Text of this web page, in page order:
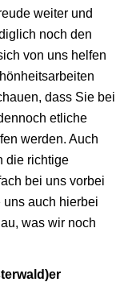
weiter und
noch den
von uns helfen
dass Sie bei
etliche
werden. Auch
die richtige
bei uns vorbei
auch hierbei
was wir noch